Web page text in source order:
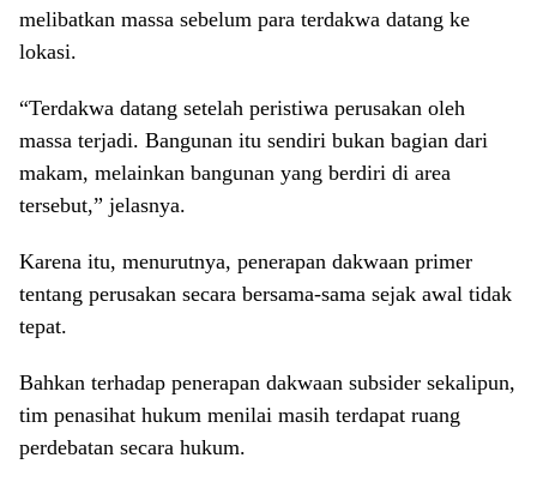
melibatkan massa sebelum para terdakwa datang ke
lokasi.
“Terdakwa datang setelah peristiwa perusakan oleh
massa terjadi. Bangunan itu sendiri bukan bagian dari
makam, melainkan bangunan yang berdiri di area
tersebut,” jelasnya.
Karena itu, menurutnya, penerapan dakwaan primer
tentang perusakan secara bersama-sama sejak awal tidak
tepat.
Bahkan terhadap penerapan dakwaan subsider sekalipun,
tim penasihat hukum menilai masih terdapat ruang
perdebatan secara hukum.